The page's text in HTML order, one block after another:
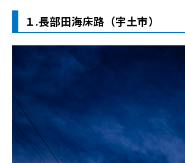
１.長部田海床路（宇土市）